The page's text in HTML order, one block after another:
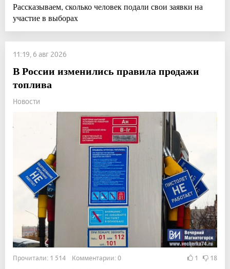
Рассказываем, сколько человек подали свои заявки на
участие в выборах
11:19, 6 авг 2026
В России изменились правила продажи
топлива
Новости
Прочитали: 1 514 Комментарии: 0 1 18